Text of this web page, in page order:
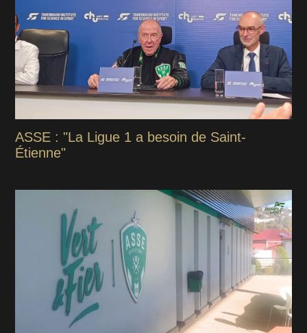
ASSE : "La Ligue 1 a besoin de Saint-
Étienne"